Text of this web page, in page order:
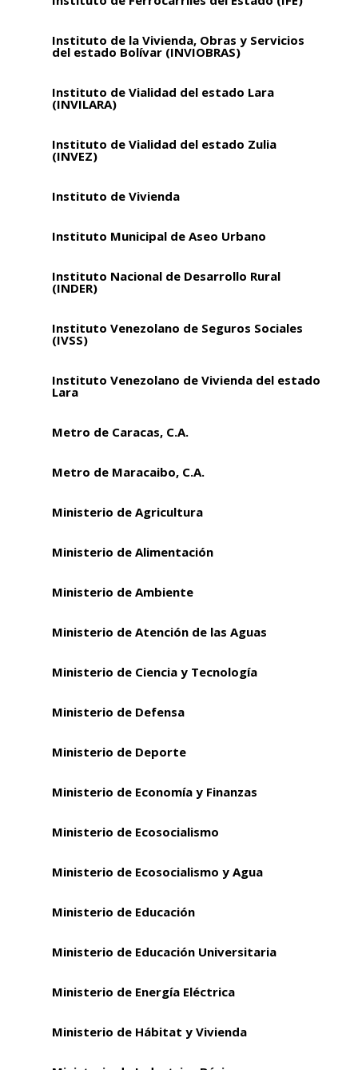
Instituto de la Vivienda, Obras y Servicios
del estado Bolívar (INVIOBRAS)
Instituto de Vialidad del estado Lara
(INVILARA)
Instituto de Vialidad del estado Zulia
(INVEZ)
Instituto de Vivienda
Instituto Municipal de Aseo Urbano
Instituto Nacional de Desarrollo Rural
(INDER)
Instituto Venezolano de Seguros Sociales
(IVSS)
Instituto Venezolano de Vivienda del estado
Lara
Metro de Caracas, C.A.
Metro de Maracaibo, C.A.
Ministerio de Agricultura
Ministerio de Alimentación
Ministerio de Ambiente
Ministerio de Atención de las Aguas
Ministerio de Ciencia y Tecnología
Ministerio de Defensa
Ministerio de Deporte
Ministerio de Economía y Finanzas
Ministerio de Ecosocialismo
Ministerio de Ecosocialismo y Agua
Ministerio de Educación
Ministerio de Educación Universitaria
Ministerio de Energía Eléctrica
Ministerio de Hábitat y Vivienda